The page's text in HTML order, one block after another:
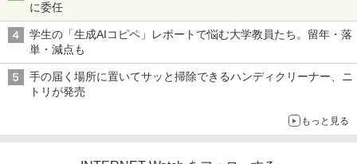
に委任
学生の「生成AIコピペ」レポートで悩む大学教員たち。留年・落
単・減点も
手の届く場所に置いてサッと掃除できるハンディクリーナー、ニ
トリが発売
もっと見る